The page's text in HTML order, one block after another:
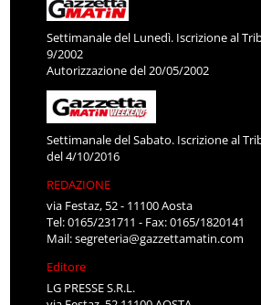
Settimanale del Lunedì. Iscrizione al
9/2002
Autorizzazione del 20/05/2002
Settimanale del Sabato. Iscrizione al
del 4/10/2016
REDAZIONE
via Festaz, 52 - 11100 Aosta
Tel: 0165/231711 - Fax: 0165/1820141
Mail:segreteria@gazzettamatin.com
Editore
LG PRESSE S.R.L.